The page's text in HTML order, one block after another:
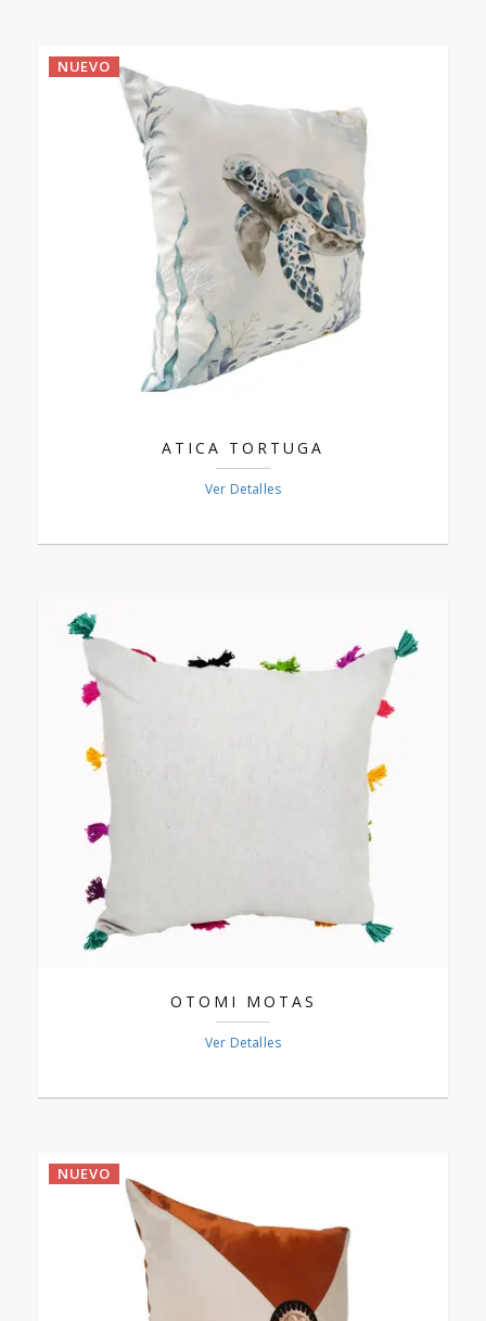
NUEVO
ATICA TORTUGA
Ver Detalles
OTOMI­ MOTAS
Ver Detalles
NUEVO